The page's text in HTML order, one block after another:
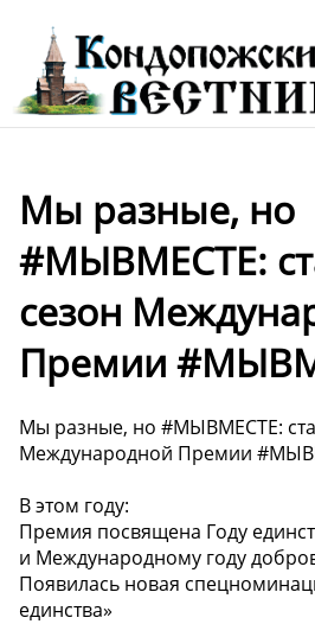
Мы разные, но
#МЫВМЕСТЕ:
сезон
Премии
Мы разные, но #МЫВМЕСТЕ:
Международной Премии
В этом году:
Премия посвящена Году
и Международному году
Появилась новая
единства»